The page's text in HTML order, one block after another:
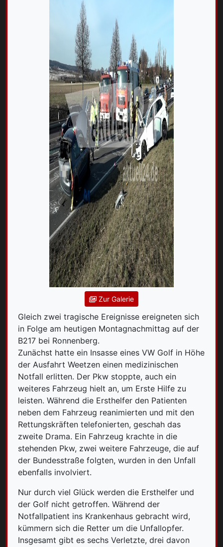
Zur Galerie
Gleich zwei tragische Ereignisse ereigneten sich
in Folge am heutigen Montagnachmittag auf der
B217 bei Ronnenberg.
Zunächst hatte ein Insasse eines VW Golf in Höhe
der Ausfahrt Weetzen einen medizinischen
Notfall erlitten. Der Pkw stoppte, auch ein
weiteres Fahrzeug hielt an, um Erste Hilfe zu
leisten. Während die Ersthelfer den Patienten
neben dem Fahrzeug reanimierten und mit den
Rettungskräften telefonierten, geschah das
zweite Drama. Ein Fahrzeug krachte in die
stehenden Pkw, zwei weitere Fahrzeuge, die auf
der Bundesstraße folgten, wurden in den Unfall
ebenfalls involviert.
Nur durch viel Glück werden die Ersthelfer und
der Golf nicht getroffen. Während der
Notfallpatient ins Krankenhaus gebracht wird,
kümmern sich die Retter um die Unfallopfer.
Insgesamt gibt es sechs Verletzte, drei davon